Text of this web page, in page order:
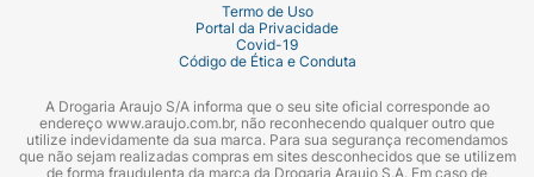
Termo de Uso
Portal da Privacidade
Covid-19
Código de Ética e Conduta
A Drogaria Araujo S/A informa que o seu site oficial corresponde ao
endereço www.araujo.com.br, não reconhecendo qualquer outro que
utilize indevidamente da sua marca. Para sua segurança recomendamos
que não sejam realizadas compras em sites desconhecidos que se utilizem
de forma fraudulenta da marca da Drogaria Araujo S.A. Em caso de